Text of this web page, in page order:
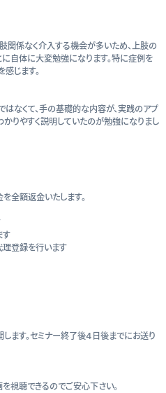
関係なく介入する機会が多いため、上肢の
自体に大変勉強になります。特に症例を
じます。
なくて、手の基礎的な内容が、実践のアプ
りやすく説明していたのが勉強になりまし
全額返金いたします。
す
登録を行います
ます。セミナー終了後４日後までにお送り
視聴できるのでご安心下さい。